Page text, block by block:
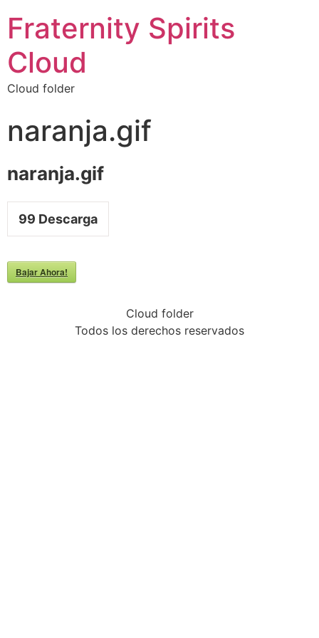
Fraternity Spirits
Cloud
Cloud folder
naranja.gif
naranja.gif
99 Descarga
Bajar Ahora!
Cloud folder
Todos los derechos reservados